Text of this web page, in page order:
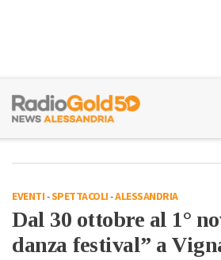
EVENTI-SPETTACOLI-ALESSANDRIA
Dal 30 ottobre al 1°
danza festival” a